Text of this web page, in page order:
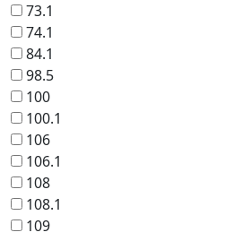
73.1
74.1
84.1
98.5
100
100.1
106
106.1
108
108.1
109